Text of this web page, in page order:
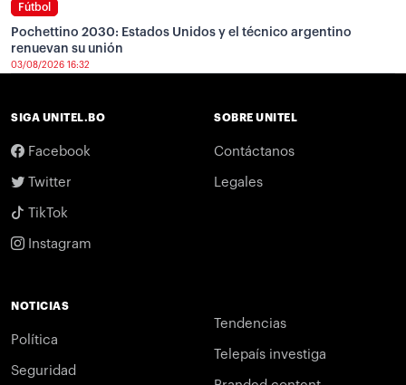
Fútbol
Pochettino 2030: Estados Unidos y el técnico argentino
renuevan su unión
03/08/2026 16:32
SIGA UNITEL.BO
Facebook
Twitter
TikTok
Instagram
SOBRE UNITEL
Contáctanos
Legales
NOTICIAS
Política
Seguridad
Tendencias
Telepaís investiga